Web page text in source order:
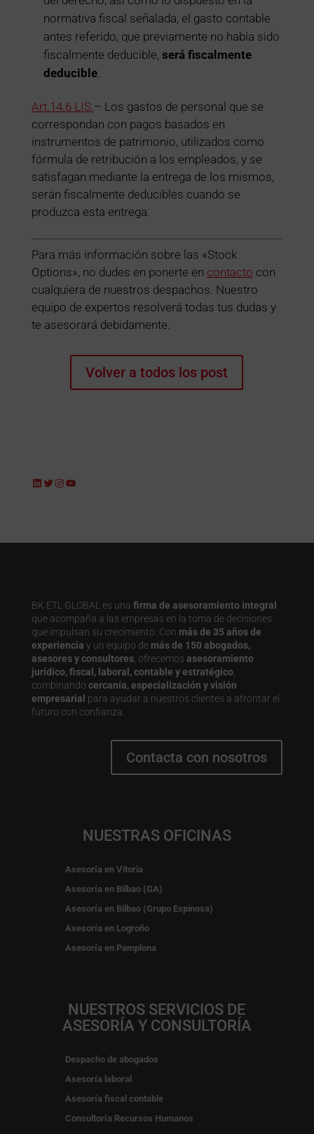
normativa fiscal señalada, el gasto contable
antes referido, que previamente no había sido
fiscalmente deducible, será fiscalmente
deducible.
Art.14.6 LIS. – Los gastos de personal que se
correspondan con pagos basados en
instrumentos de patrimonio, utilizados como
fórmula de retribución a los empleados, y se
satisfagan mediante la entrega de los mismos,
serán fiscalmente deducibles cuando se
produzca esta entrega.
Para más información sobre las «Stock
Options», no dudes en ponerte en contacto con
cualquiera de nuestros despachos. Nuestro
equipo de expertos resolverá todas tus dudas y
te asesorará debidamente.
Volver a todos los post
LinkedIn
Twitter
Instagram
YouTube
BK ETL GLOBAL es una firma de asesoramiento integral
que acompaña a las empresas en la toma de decisiones
que impulsan su crecimiento. Con más de 35 años de
experiencia y un equipo de más de 150 abogados,
asesores y consultores, ofrecemos asesoramiento
jurídico, fiscal, laboral, contable y estratégico
combinando cercanía, especialización y visión
empresarial para ayudar a nuestros clientes a afrontar el
futuro con confianza.
Contacta con nosotros
NUESTRAS OFICINAS
Asesoría en Vitoria
Asesoría en Bilbao (GA)
Asesoría en Bilbao (Grupo Espinosa)
Asesoría en Logroño
Asesoría en Pamplona
NUESTROS SERVICIOS DE
ASESORÍA Y CONSULTORÍA
Despacho de abogados
Asesoría laboral
Asesoría fiscal contable
Consultoría Recursos Humanos